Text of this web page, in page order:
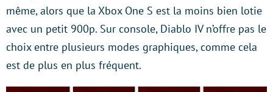
même, alors que la Xbox One S est la moins bien lotie
avec un petit 900p. Sur console, Diablo IV n’offre pas le
choix entre plusieurs modes graphiques, comme cela
est de plus en plus fréquent.